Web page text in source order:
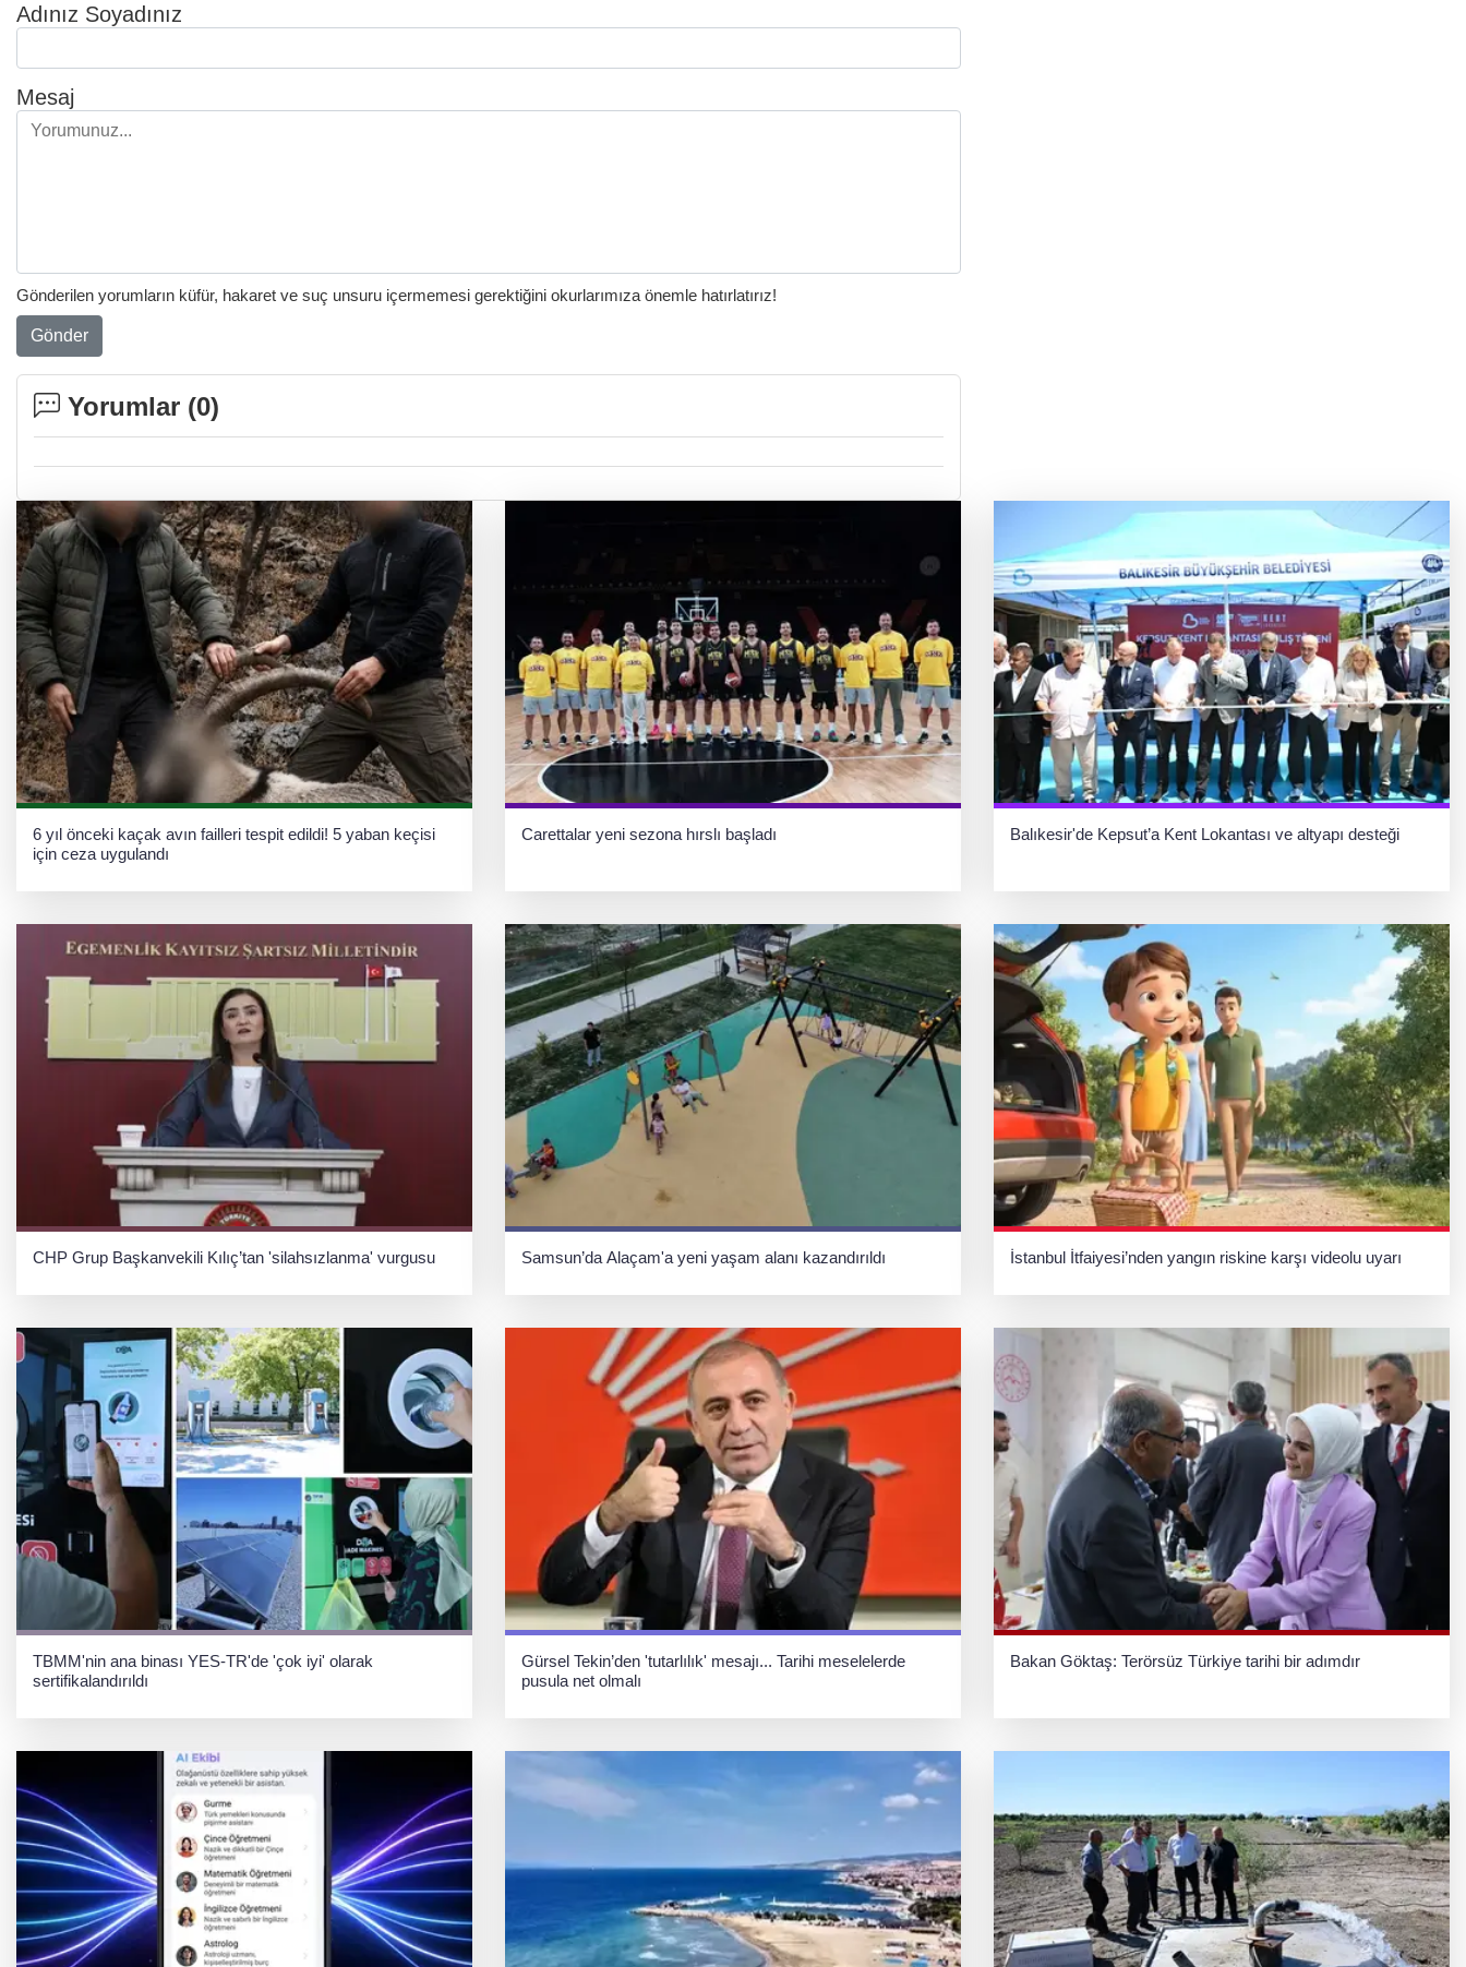
Adınız Soyadınız
Mesaj
Gönderilen yorumların küfür, hakaret ve suç unsuru içermemesi gerektiğini okurlarımıza önemle hatırlatırız!
Gönder
Yorumlar (0)
6 yıl önceki kaçak avın failleri tespit edildi! 5 yaban keçisi
için ceza uygulandı
Carettalar yeni sezona hırslı başladı Balıkesir'de Kepsut’a Kent Lokantası ve altyapı desteği
CHP Grup Başkanvekili Kılıç’tan 'silahsızlanma' vurgusu Samsun’da Alaçam'a yeni yaşam alanı kazandırıldı İstanbul İtfaiyesi’nden yangın riskine karşı videolu uyarı
TBMM'nin ana binası YES-TR'de 'çok iyi' olarak
sertifikalandırıldı
Gürsel Tekin’den 'tutarlılık' mesajı... Tarihi meselelerde
pusula net olmalı
Bakan Göktaş: Terörsüz Türkiye tarihi bir adımdır